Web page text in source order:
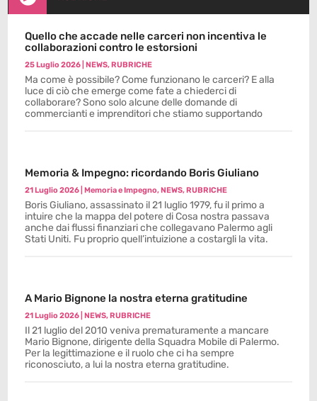
Quello che accade nelle carceri non incentiva le
collaborazioni contro le estorsioni
25 Luglio 2026 NEWS, RUBRICHE
Ma come è possibile? Come funzionano le carceri? E alla
luce di ciò che emerge come fate a chiederci di
collaborare? Sono solo alcune delle domande di
commercianti e imprenditori che stiamo supportando
Memoria & Impegno: ricordando Boris Giuliano
21 Luglio 2026 Memoria e Impegno, NEWS, RUBRICHE
Boris Giuliano, assassinato il 21 luglio 1979, fu il primo a
intuire che la mappa del potere di Cosa nostra passava
anche dai flussi finanziari che collegavano Palermo agli
Stati Uniti. Fu proprio quell’intuizione a costargli la vita.
A Mario Bignone la nostra eterna gratitudine
21 Luglio 2026 NEWS, RUBRICHE
Il 21 luglio del 2010 veniva prematuramente a mancare
Mario Bignone, dirigente della Squadra Mobile di Palermo.
Per la legittimazione e il ruolo che ci ha sempre
riconosciuto, a lui la nostra eterna gratitudine.